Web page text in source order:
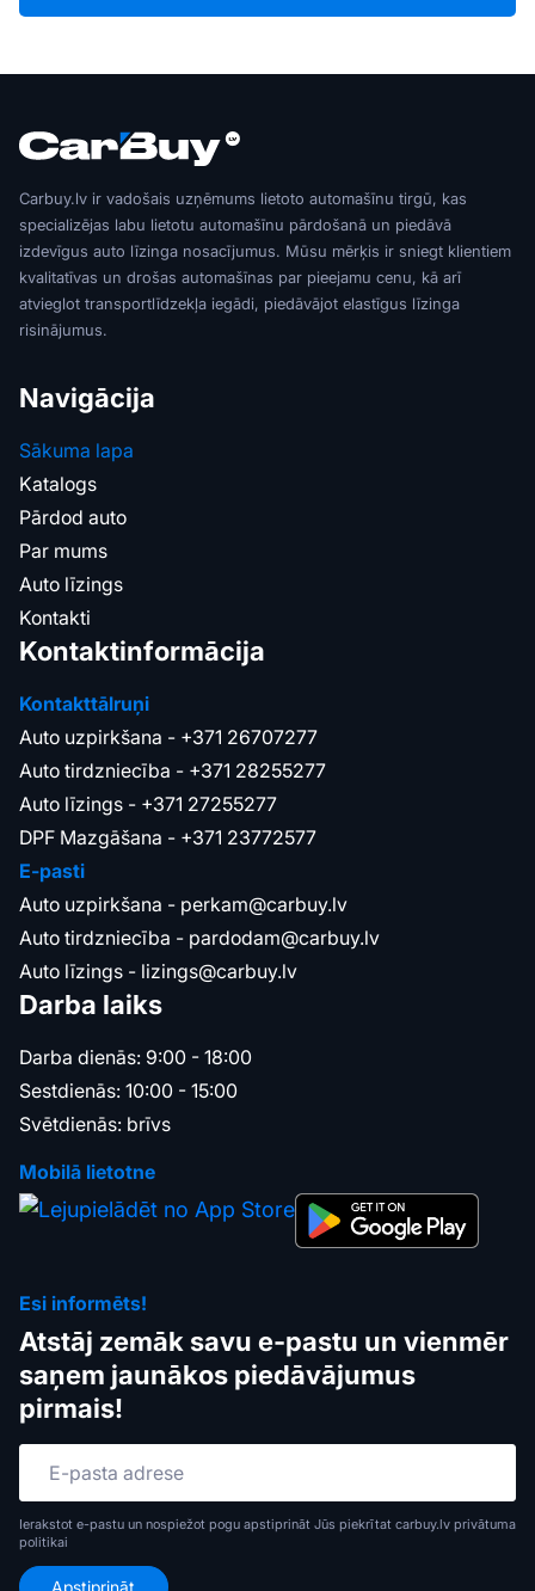
Carbuy.lv ir vadošais uzņēmums lietoto automašīnu tirgū, kas
specializējas labu lietotu automašīnu pārdošanā un piedāvā
izdevīgus auto līzinga nosacījumus. Mūsu mērķis ir sniegt klientiem
kvalitatīvas un drošas automašīnas par pieejamu cenu, kā arī
atvieglot transportlīdzekļa iegādi, piedāvājot elastīgus līzinga
risinājumus.
Navigācija
Sākuma lapa
Katalogs
Pārdod auto
Par mums
Auto līzings
Kontakti
Kontaktinformācija
Kontakttālruņi
Auto uzpirkšana - +371 26707277
Auto tirdzniecība - +371 28255277
Auto līzings - +371 27255277
DPF Mazgāšana - +371 23772577
E-pasti
Auto uzpirkšana - perkam@carbuy.lv
Auto tirdzniecība - pardodam@carbuy.lv
Auto līzings - lizings@carbuy.lv
Darba laiks
Darba dienās: 9:00 - 18:00
Sestdienās: 10:00 - 15:00
Svētdienās: brīvs
Mobilā lietotne
Esi informēts!
Atstāj zemāk savu e-pastu un vienmēr
saņem jaunākos piedāvājumus
pirmais!
Ierakstot e-pastu un nospiežot pogu apstiprināt Jūs piekrītat carbuy.lv privātuma
politikai